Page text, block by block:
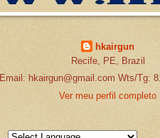
hkairgun
Recife, PE, Brazil
Email: hkairgun@gmail.com Wts/Tg:
Ver meu perfil completo